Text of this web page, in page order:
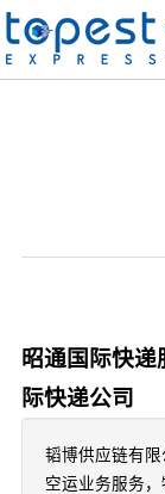
昭通国际快
际快递公司
韬博供应链有
空运业务服务